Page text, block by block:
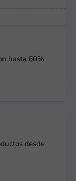
hasta 60%
desde